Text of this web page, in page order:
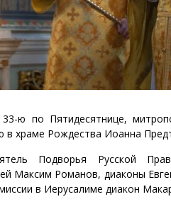
ю по Пятидесятнице,
храме Рождества Иоанна
Подворья Русской
Максим Романов, диаконы
в Иерусалиме диакон